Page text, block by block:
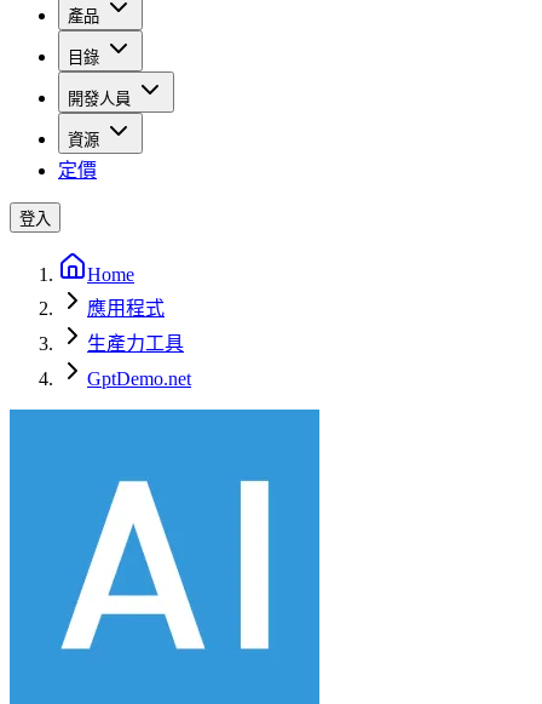
產品
目錄
開發人員
資源
定價
登入
Home
應用程式
生產力工具
GptDemo.net